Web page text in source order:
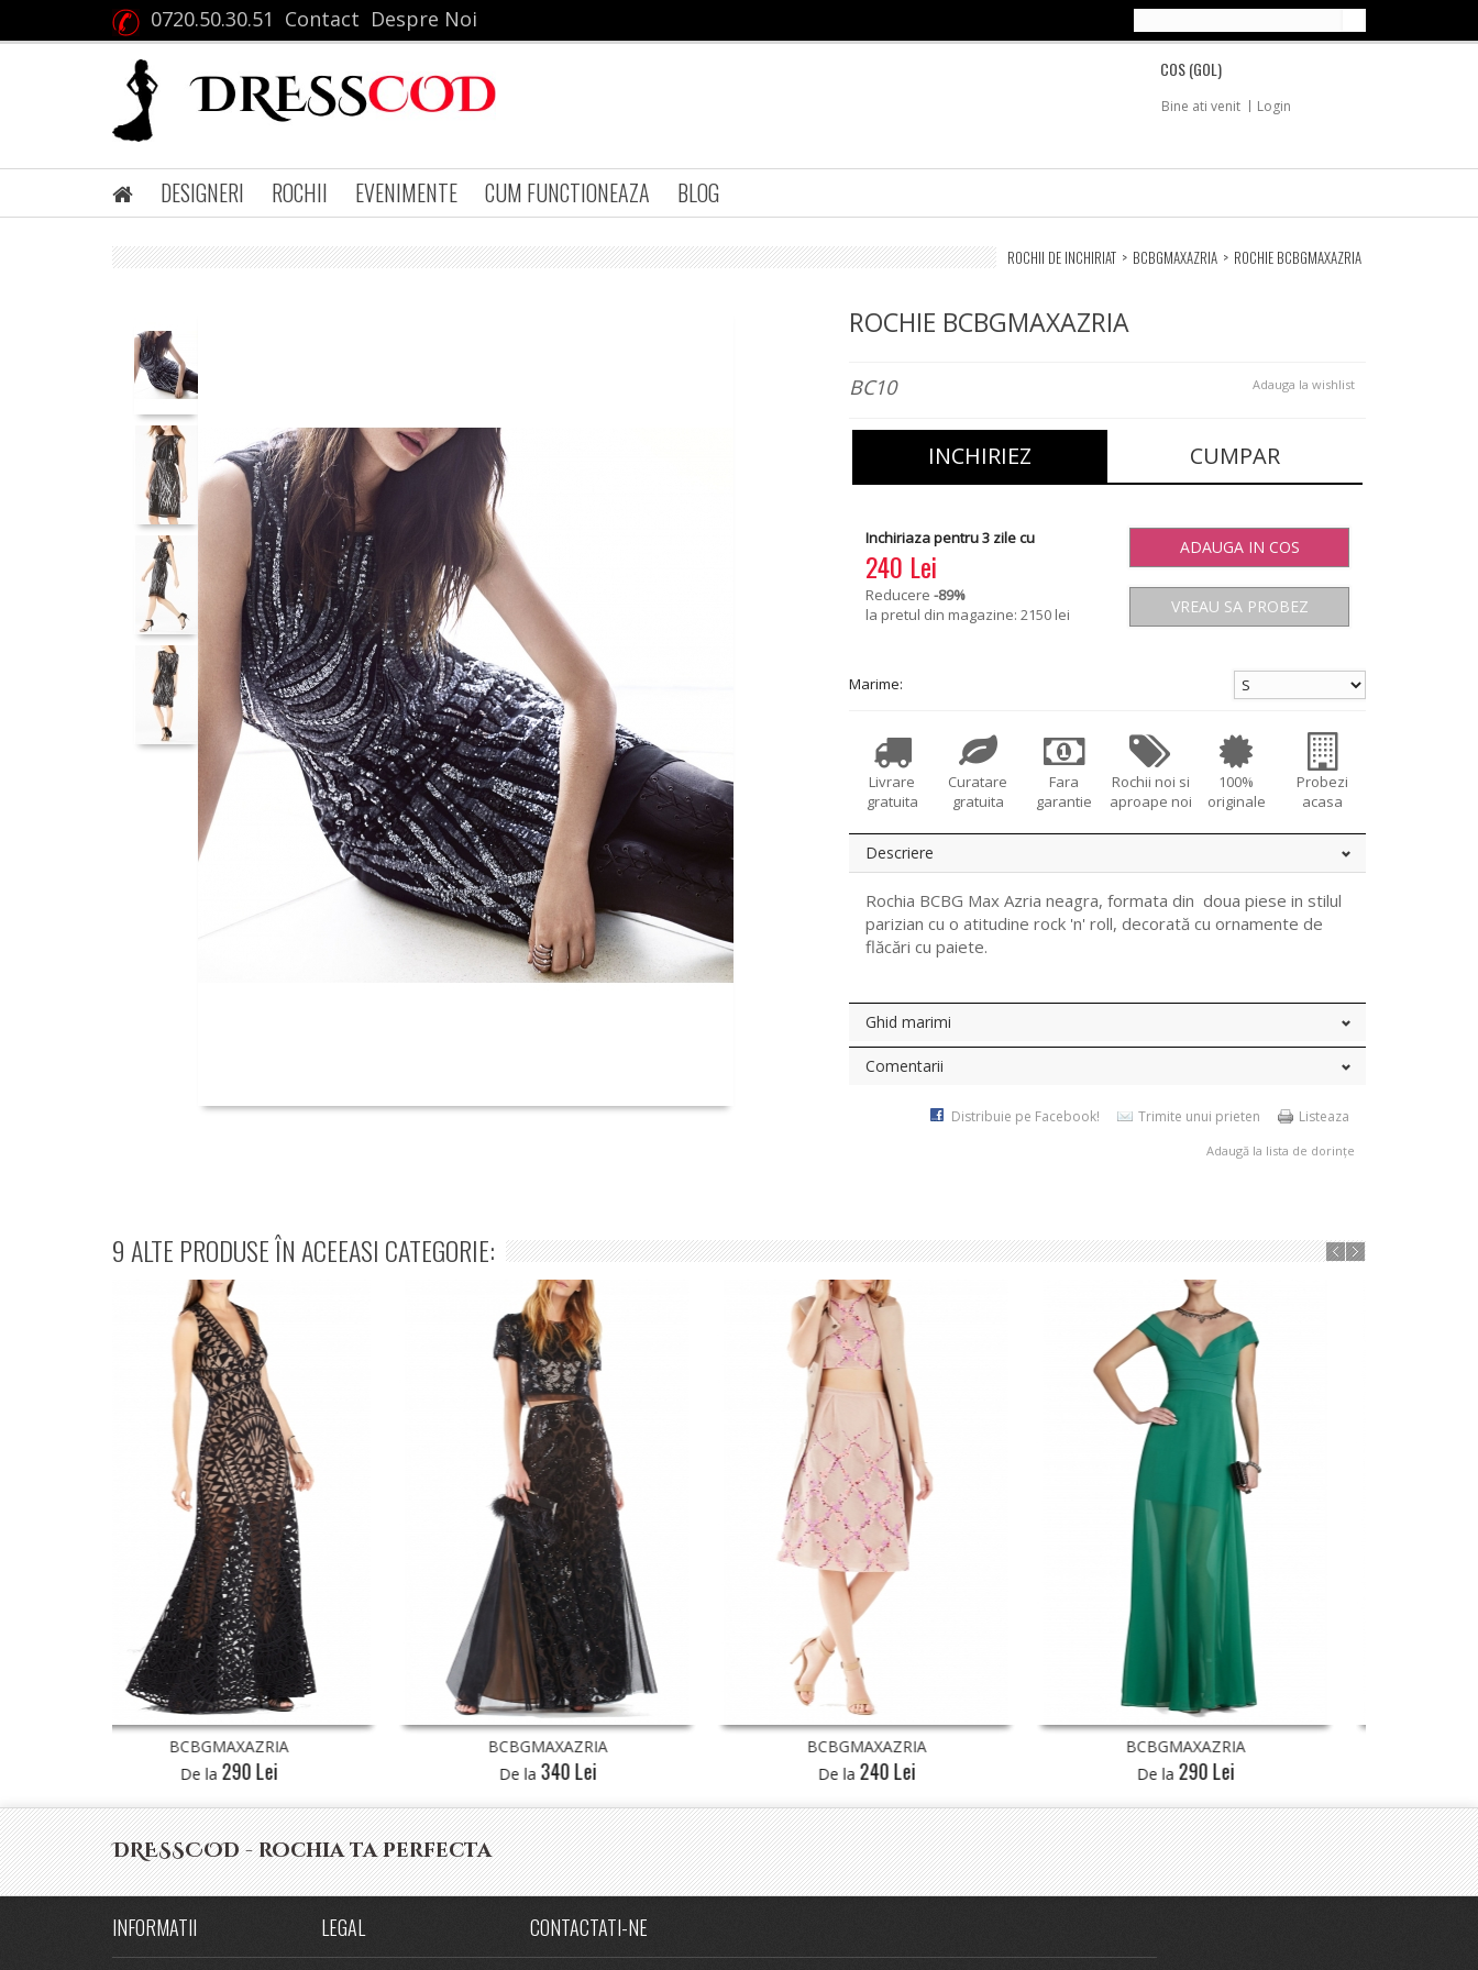
0720.50.30.51 Contact Despre Noi
COS(GOL)
Bine ati venit Login
DESIGNERI ROCHII EVENIMENTE CUM FUNCTIONEAZA BLOG
ROCHII DE INCHIRIAT > BCBGMAXAZRIA > ROCHIE BCBGMAXAZRIA
ROCHIE BCBGMAXAZRIA
Adauga la wishlist
BC10
INCHIRIEZ CUMPAR
Inchiriaza pentru 3 zile cu
240 Lei
Reducere -89%
la pretul din magazine: 2150 lei
ADAUGA IN COS
VREAU SA PROBEZ
Marime:
Livrare
gratuita
Curatare
gratuita
Fara
garantie
Rochii noi si
aproape noi
100%
originale
Probezi
acasa
Descriere
Rochia BCBG Max Azria neagra, formata din doua piese in stilul
parizian cu o atitudine rock 'n' roll, decorată cu ornamente de
flăcări cu paiete.
Ghid marimi
Comentarii
Distribuie pe Facebook! Trimite unui prieten Listeaza
Adaugă la lista de dorințe
9 ALTE PRODUSE ÎN ACEEASI CATEGORIE:
BCBGMAXAZRIA
De la 340 Lei
BCBGMAXAZRIA
De la 240 Lei
BCBGMAXAZRIA
De la 290 Lei
BCBGMAXAZRIA
De la 290 Lei
DRESSCOD - rochia ta perfecta
INFORMATII LEGAL CONTACTATI-NE